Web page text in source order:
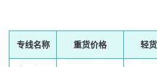
专线名称 重货价格 轻